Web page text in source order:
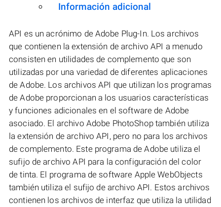
Información adicional
API es un acrónimo de Adobe Plug-In. Los archivos
que contienen la extensión de archivo API a menudo
consisten en utilidades de complemento que son
utilizadas por una variedad de diferentes aplicaciones
de Adobe. Los archivos API que utilizan los programas
de Adobe proporcionan a los usuarios características
y funciones adicionales en el software de Adobe
asociado. El archivo Adobe PhotoShop también utiliza
la extensión de archivo API, pero no para los archivos
de complemento. Este programa de Adobe utiliza el
sufijo de archivo API para la configuración del color
de tinta. El programa de software Apple WebObjects
también utiliza el sufijo de archivo API. Estos archivos
contienen los archivos de interfaz que utiliza la utilidad